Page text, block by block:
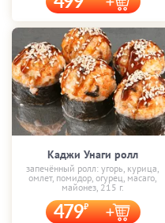
Каджи Унаги ролл
запечённый ролл: угорь, курица,
омлет, помидор, огурец, масаго,
майонез, 215 г.
479